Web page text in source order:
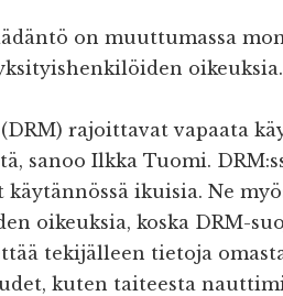
on muuttumassa
oikeuksia.
rajoittavat vapaata
sanoo Ilkka Tuomi.
ikuisia. Ne
oikeuksia, koska DRM-
tekijälleen tietoja
kuten taiteesta